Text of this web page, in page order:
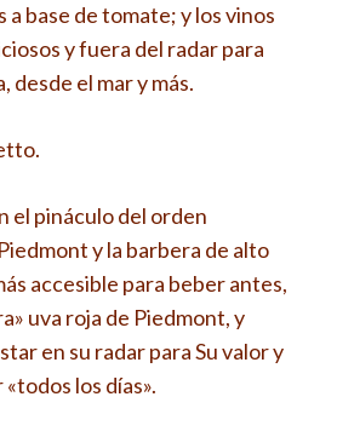
a base de tomate; y los vinos
y fuera del radar para
desde el mar y más.
el pináculo del orden
y la barbera de alto
accesible para beber antes,
uva roja de Piedmont, y
en su radar para Su valor y
los días».